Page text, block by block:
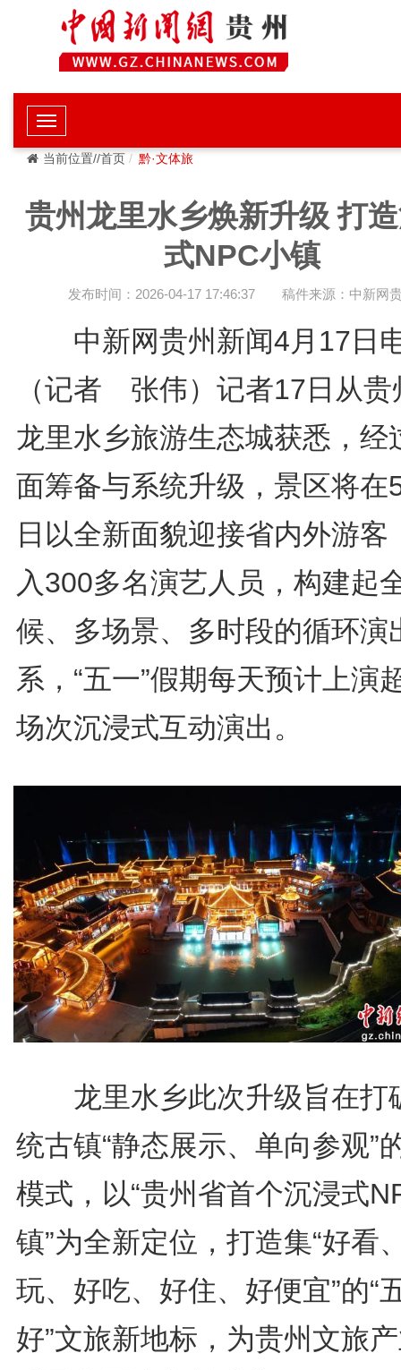
当前位置//首页 黔·文体旅
贵州龙里水乡焕新升级 打
式NPC小镇
发布时间：2026-04-17 17:46:37 稿件来源：中新网
中新网贵州新闻4月17
（记者 张伟）记者17日从贵
龙里水乡旅游生态城获悉，经
面筹备与系统升级，景区将在
日以全新面貌迎接省内外游客
入300多名演艺人员，构建起
候、多场景、多时段的循环演
系，“五一”假期每天预计上演
场次沉浸式互动演出。
龙里水乡此次升级旨在打
统古镇“静态展示、单向参观”
模式，以“贵州省首个沉浸式
镇”为全新定位，打造集“好看
玩、好吃、好住、好便宜”的“
好”文旅新地标，为贵州文旅